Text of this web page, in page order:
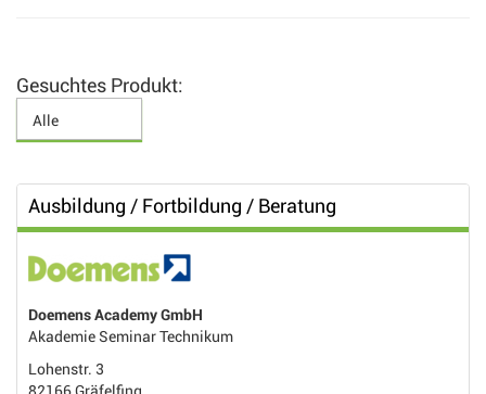
Gesuchtes Produkt:
Ausbildung / Fortbildung / Beratung
Doemens Academy GmbH
Akademie Seminar Technikum
Lohenstr. 3